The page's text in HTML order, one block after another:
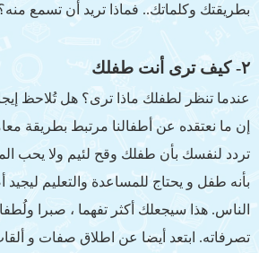
بطريقتك وكلماتك.. فماذا تريد أن تسمع
٢- كيف ترى أنت طفلك
عندما تنظر لطفلك ماذا ترى؟ هل تُلاحظ
إن ما نعتقده عن أطفالنا مرتبط بطريقة
تردد لنفسك بأن طفلك وقح لئيم ولا يحب
بأنه طفل و يحتاج للمساعدة والتعليم
الناس. هذا سيجعلك أكثر تفهما ، صبرا
تصرفاته. ابتعد أيضا عن اطلاق صفات و